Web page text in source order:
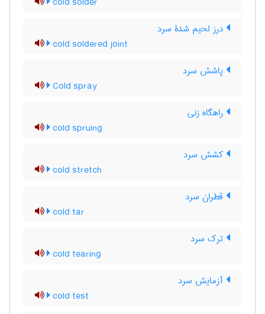
درز لحیم شدۀ سرد
cold soldered joint
پاشش سرد
Cold spray
راهگاه زنی
cold spruing
کشش سرد
cold stretch
قطران سرد
cold tar
ترک سرد
cold tearing
آزمایش سرد
cold test